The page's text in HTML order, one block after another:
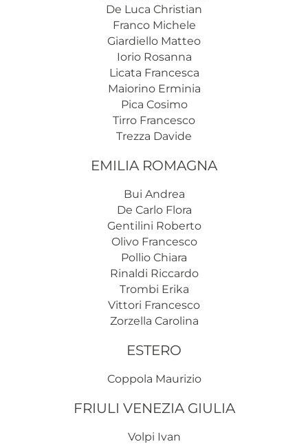
De Luca Christian
Franco Michele
Giardiello Matteo
Iorio Rosanna
Licata Francesca
Maiorino Erminia
Pica Cosimo
Tirro Francesco
Trezza Davide
EMILIA ROMAGNA
Bui Andrea
De Carlo Flora
Gentilini Roberto
Olivo Francesco
Pollio Chiara
Rinaldi Riccardo
Trombi Erika
Vittori Francesco
Zorzella Carolina
ESTERO
Coppola Maurizio
FRIULI VENEZIA GIULIA
Volpi Ivan